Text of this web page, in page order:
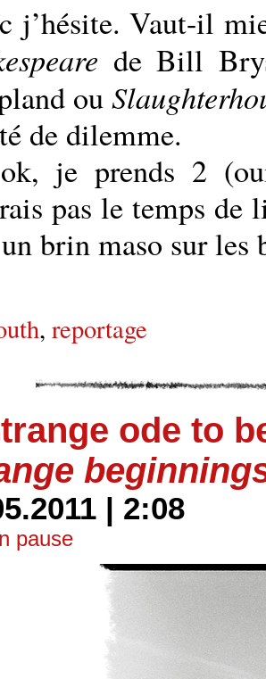
j’hésite. Vaut-il
de Bill
ou
de dilemme.
je prends 2
pas le temps de
brin maso sur les
, reportage
ode to
| 2:08
pause